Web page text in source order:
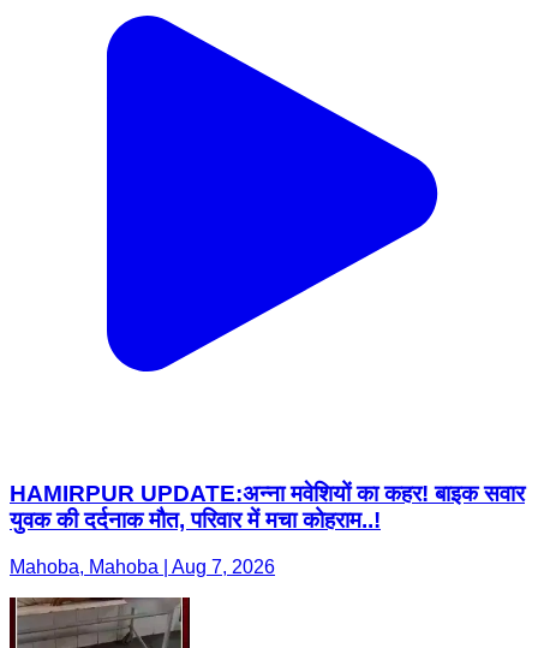
HAMIRPUR UPDATE:अन्ना मवेशियों का कहर! बाइक सवार
युवक की दर्दनाक मौत, परिवार में मचा कोहराम..!
Mahoba, Mahoba | Aug 7, 2026